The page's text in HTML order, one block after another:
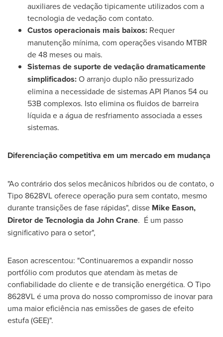
auxiliares de vedação tipicamente utilizados com a
tecnologia de vedação com contato.
Custos operacionais mais baixos: Requer
manutenção mínima, com operações visando MTBR
de 48 meses ou mais.
Sistemas de suporte de vedação dramaticamente
simplificados:O arranjo duplo não pressurizado
elimina a necessidade de sistemas API Planos 54 ou
53Bcomplexos. Isto elimina os fluidos de barreira
líquida e a água de resfriamento associada a esses
sistemas.
Diferenciação competitiva em um mercado em mudança
"Ao contrário dos selos mecânicos híbridos ou de contato, o
Tipo 8628VL oferece operação pura sem contato, mesmo
durante transições de fase rápidas", disse Mike Eason,
Diretor de Tecnologia da John Crane. É um passo
significativo para o setor",
Eason acrescentou: "Continuaremos a expandir nosso
portfólio com produtos que atendam às metas de
confiabilidade do cliente e de transição energética. O Tipo
8628VL é uma prova do nosso compromisso de inovar para
uma maior eficiência nas emissões de gases de efeito
estufa (GEE)".